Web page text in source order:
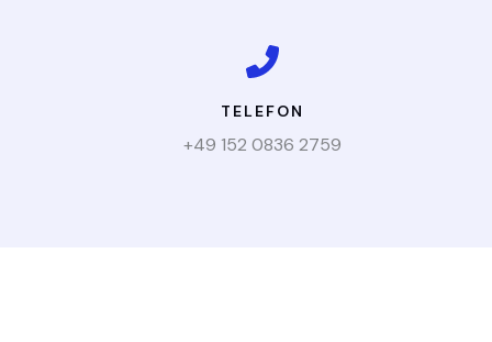
TELEFON
+49 152 0836 2759